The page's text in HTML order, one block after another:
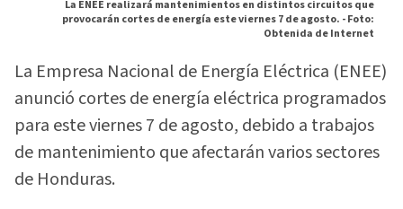
La ENEE realizará mantenimientos en distintos circuitos que
provocarán cortes de energía este viernes 7 de agosto. -Foto:
Obtenida de Internet
La Empresa Nacional de Energía Eléctrica (ENEE)
anunció cortes de energía eléctrica programados
para este viernes 7 de agosto, debido a trabajos
de mantenimiento que afectarán varios sectores
de Honduras.